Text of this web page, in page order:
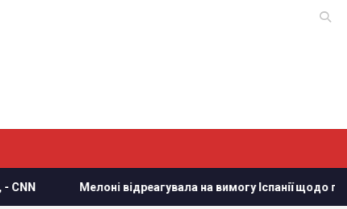
Мелоні відреагувала на вимогу Іспанії щодо